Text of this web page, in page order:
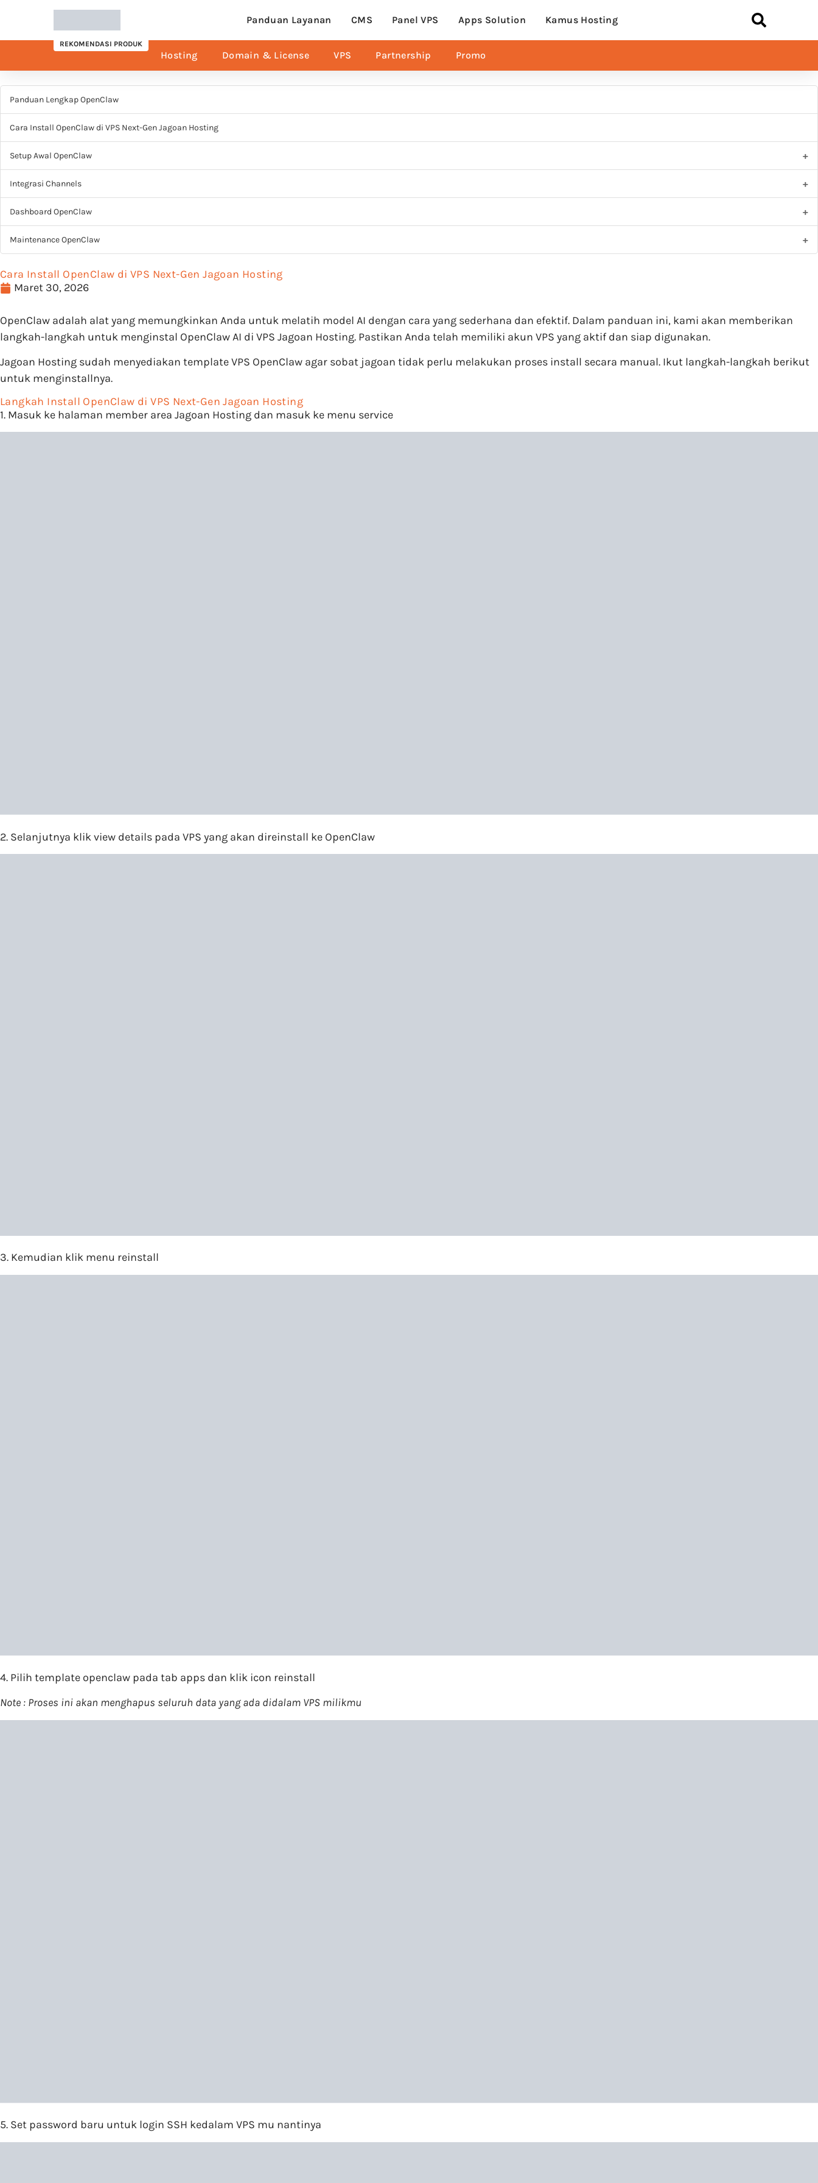
Panduan Layanan CMS Panel VPS Apps Solution Kamus Hosting
REKOMENDASI PRODUK
Hosting Domain & License VPS Partnership Promo
Panduan Lengkap OpenClaw
Cara Install OpenClaw di VPS Next-Gen Jagoan Hosting
Setup Awal OpenClaw
Integrasi Channels
Dashboard OpenClaw
Maintenance OpenClaw
Cara Install OpenClaw di VPS Next-Gen Jagoan Hosting
Maret 30, 2026
OpenClaw adalah alat yang memungkinkan Anda untuk melatih model AI dengan cara yang sederhana dan efektif. Dalam panduan ini, kami akan memberikan
langkah-langkah untuk menginstal OpenClaw AI di VPS Jagoan Hosting. Pastikan Anda telah memiliki akun VPS yang aktif dan siap digunakan.
Jagoan Hosting sudah menyediakan template VPS OpenClaw agar sobat jagoan tidak perlu melakukan proses install secara manual. Ikut langkah-langkah berikut
untuk menginstallnya.
Langkah Install OpenClaw di VPS Next-Gen Jagoan Hosting
1. Masuk ke halaman member area Jagoan Hosting dan masuk ke menu service
2. Selanjutnya klik view details pada VPS yang akan direinstall ke OpenClaw
3. Kemudian klik menu reinstall
4. Pilih template openclaw pada tab apps dan klik icon reinstall
Note : Proses ini akan menghapus seluruh data yang ada didalam VPS milikmu
5. Set password baru untuk login SSH kedalam VPS mu nantinya